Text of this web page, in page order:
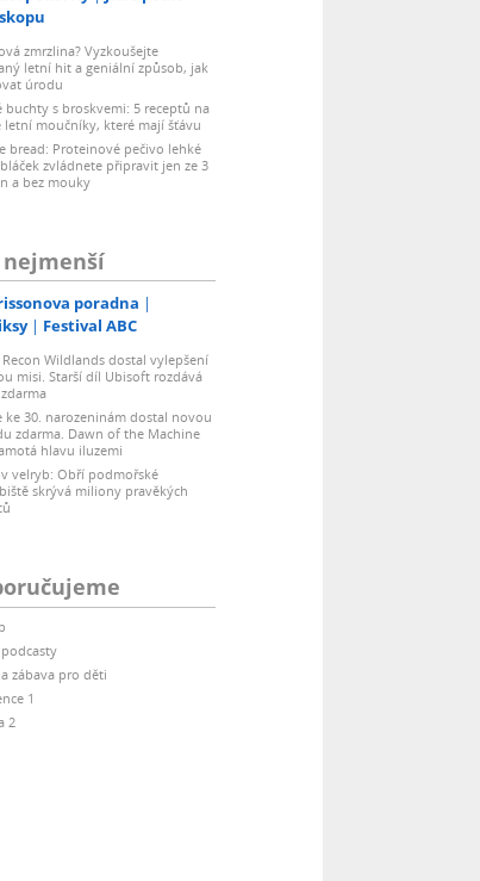
zmrzlina? Vyzkoušejte
letní hit a geniální způsob, jak
úrodu
buchty s broskvemi: 5 receptů na
letní moučníky, které mají šťávu
bread: Proteinové pečivo lehké
zvládnete připravit jen ze 3
a bez mouky
nejmenší
poradna
Festival ABC
Wildlands dostal vylepšení
misi. Starší díl Ubisoft rozdává
ke 30. narozeninám dostal novou
zdarma. Dawn of the Machine
hlavu iluzemi
velryb: Obří podmořské
skrývá miliony pravěkých
podcasty
zábava pro děti
1
2